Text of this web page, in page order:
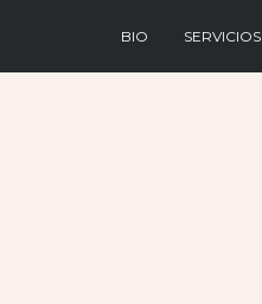
BIO SERVICIOS